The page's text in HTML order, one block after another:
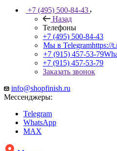
+7 (495) 500-84-43
Назад
Телефоны
+7 (495) 500-84-43
Мы в Telegramhttps://
+7 (915) 457-53-79
+7 (915) 457-53-79
Заказать звонок
info@shopfinish.ru
Мессенджеры:
Telegram
WhatsApp
MAX